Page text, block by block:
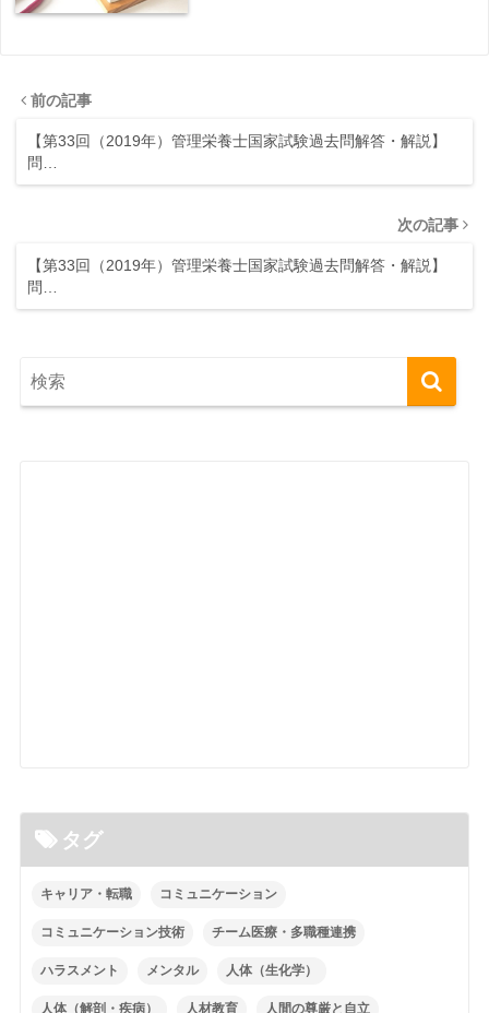
前の記事
【第33回（2019年）管理栄養士国家試験過去問解答・解説】
問…
次の記事
【第33回（2019年）管理栄養士国家試験過去問解答・解説】
問…
タグ
キャリア・転職 コミュニケーション
コミュニケーション技術 チーム医療・多職種連携
ハラスメント メンタル 人体（生化学）
人体（解剖・疾病） 人材教育 人間の尊厳と自立